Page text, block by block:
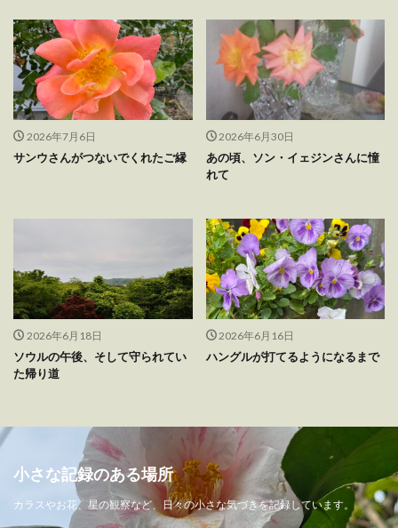
2026年7月6日
サンウさんがつないでくれたご縁
2026年6月30日
あの頃、ソン・イェジンさんに憧
れて
2026年6月18日
ソウルの午後、そして守られてい
た帰り道
2026年6月16日
ハングルが打てるようになるまで
小さな記録のある場所
カラスやお花、星の観察など、日々の小さな気づきを記録しています。